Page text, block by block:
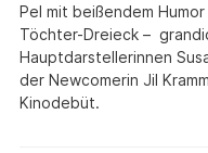
Pel mit beißendem
Töchter-Dreieck –
Hauptdarstellerinnen
der Newcomerin Jil
Kinodebüt.